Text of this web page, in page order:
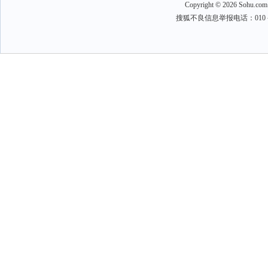
Copyright © 2026
搜狐不良信息举报电话：010